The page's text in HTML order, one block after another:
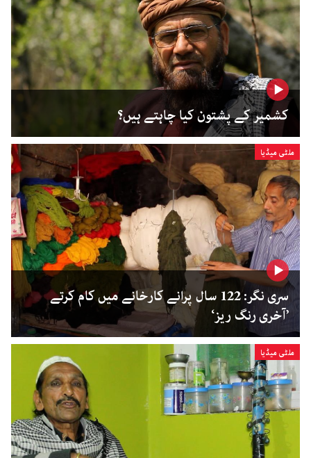
کشمیر کے پشتون کیا چاہتے ہیں؟
ملٹی میڈیا
سری نگر: 122 سال پرانے کارخانے میں کام کرتے
’آخری رنگ ریز‘
ملٹی میڈیا